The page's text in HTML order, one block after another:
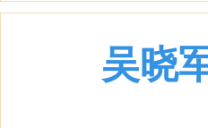
吴晓